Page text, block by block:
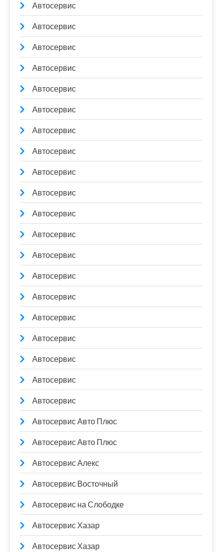
Автосервис
Автосервис
Автосервис
Автосервис
Автосервис
Автосервис
Автосервис
Автосервис
Автосервис
Автосервис
Автосервис
Автосервис
Автосервис
Автосервис
Автосервис
Автосервис
Автосервис
Автосервис
Автосервис
Автосервис
Автосервис Авто Плюс
Автосервис Авто Плюс
Автосервис Алекс
Автосервис Восточный
Автосервис на Слободке
Автосервис Хазар
Автосервис Хазар